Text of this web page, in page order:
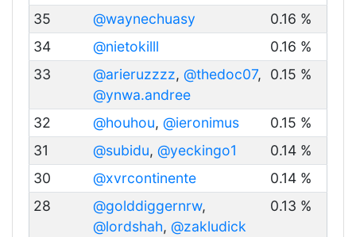
35 @waynechuasy
0.16 %
34
@nietokilll
0.16 %
33
@arieruzzzz, @thedoc07,
@ynwa.andree
0.15 %
32 @houhou, @ieronimus
0.15 %
31
@subidu, @yeckingo1
0.14 %
30
@xvrcontinente
0.14 %
28
@golddiggernrw,
@lordshah, @zakludick
0.13 %